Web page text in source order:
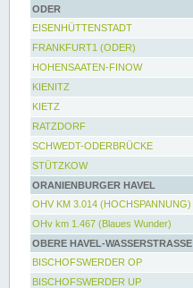
ODER
EISENHÜTTENSTADT
FRANKFURT1 (ODER)
HOHENSAATEN-FINOW
KIENITZ
KIETZ
RATZDORF
SCHWEDT-ODERBRÜCKE
STÜTZKOW
ORANIENBURGER HAVEL
OHV KM 3.014 (HOCHSPANNUNG)
OHv km 1.467 (Blaues Wunder)
OBERE HAVEL-WASSERSTRASSE
BISCHOFSWERDER OP
BISCHOFSWERDER UP